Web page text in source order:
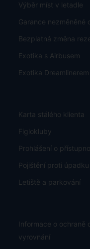
Výběr míst v letadle
Garance nezměněné
Bezplatná změna
Exotika s Airbusem
Exotika Dreamlinerem
Karta stálého klienta
Figlokluby
Prohlášení o
Pojištění proti
Letiště a parkování
Informace o ochraně
vyrovnání